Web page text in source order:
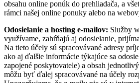
obsahu online ponúk do prehliadača, a
rámci našej online ponuky alebo na
Odosielanie a hosting e-mailov: Služby
využívame, zahŕňajú aj odosielanie,
Na tieto účely sú spracovávané adresy
ako aj ďalšie informácie týkajúce sa
zapojené poskytovatele) a obsah
môžu byť ďalej spracovávané na účely